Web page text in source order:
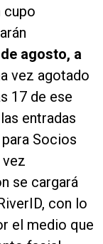
cupo
agosto, a
vez agotado
17 de ese
entradas
Socios
vez
se cargará
con lo
el medio que